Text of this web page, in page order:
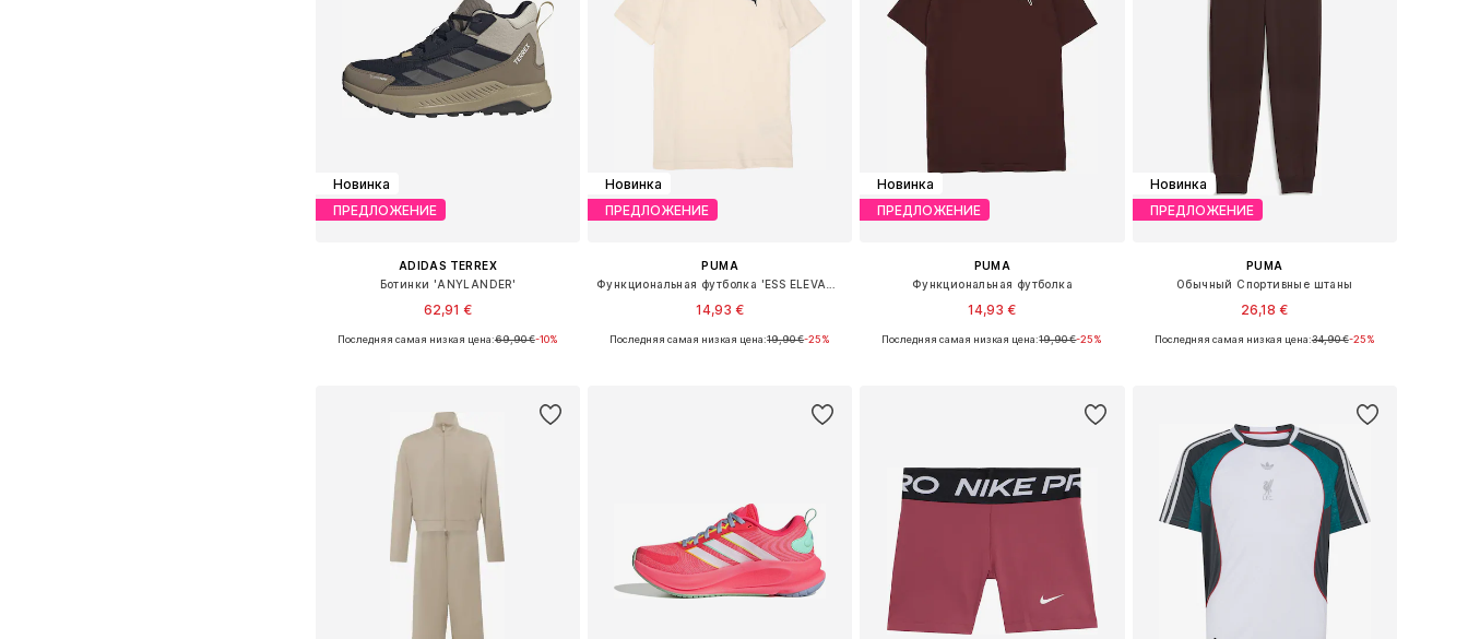
Новинка
ПРЕДЛОЖЕНИЕ
ADIDAS TERREX
Ботинки 'ANYLANDER'
62,91 €
Доступно множество размеров
Последняя самая низкая цена:69,90 €-10%
Новинка
ПРЕДЛОЖЕНИЕ
PUMA
14,93 €
Последняя самая низкая цена:19,90 €-25%
Новинка
ПРЕДЛОЖЕНИЕ
PUMA
Функциональная футболка
14,93 €
Последняя самая низкая цена:19,90 €-25%
Новинка
ПРЕДЛОЖЕНИЕ
PUMA
Обычный Спортивные штаны
26,18 €
Последняя самая низкая цена:34,90 €-25%